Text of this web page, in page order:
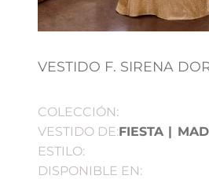
VESTIDO F. SIRENA
COLECCIÓN:
VESTIDO DE:FIESTA |
ESTILO:
DISPONIBLE EN: